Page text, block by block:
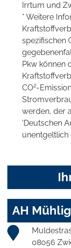
Irrtum und
* Weitere
spezifischen
Pkw können
CO2-
werden, der
'Deutschen
unentgeltlich
AH
08056